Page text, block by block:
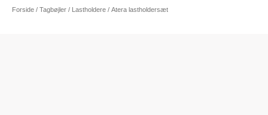
Forside / Tagbøjler / Lastholdere / Atera lastholdersæt